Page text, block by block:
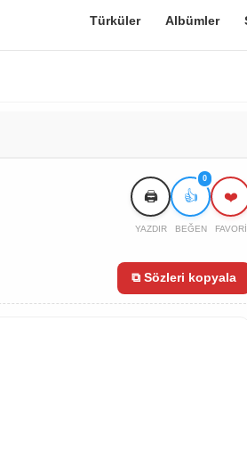
Türküler Albümler
🖨️
YAZDIR
👍
0
BEĞEN
❤️
FAVORI
⧉ Sözleri kopyala